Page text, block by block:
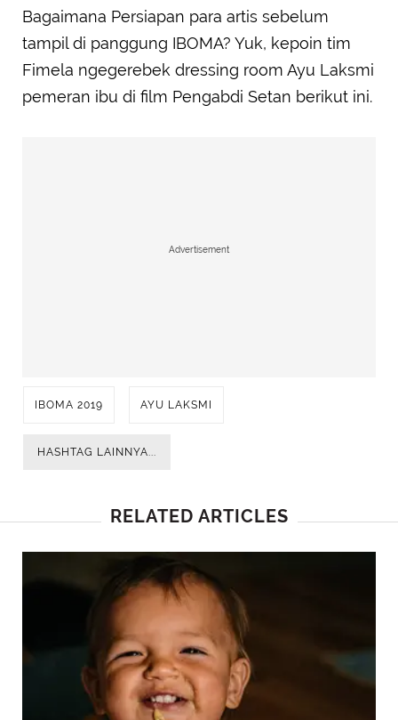
Bagaimana Persiapan para artis sebelum
tampil di panggung IBOMA? Yuk, kepoin tim
Fimela ngegerebek dressing room Ayu Laksmi
pemeran ibu di film Pengabdi Setan berikut ini.
Advertisement
IBOMA 2019 AYU LAKSMI
HASHTAG LAINNYA...
RELATED ARTICLES